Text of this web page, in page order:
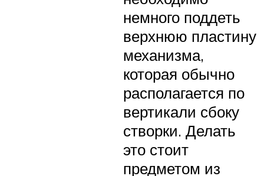
немного поддеть
верхнюю пластину
механизма,
которая обычно
располагается по
вертикали сбоку
створки. Делать
это стоит
предметом из